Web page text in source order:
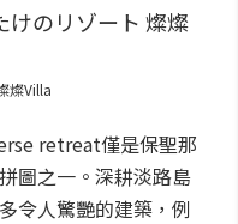
燦Villa
retreat僅是保聖那
圖之一。深耕淡路島
令人驚艷的建築，例